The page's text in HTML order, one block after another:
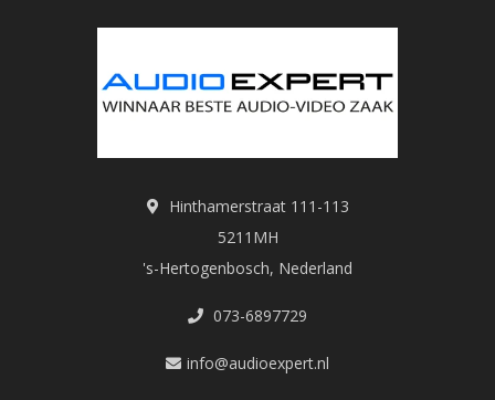
Hinthamerstraat 111-113
5211MH
's-Hertogenbosch, Nederland
073-6897729
info@audioexpert.nl